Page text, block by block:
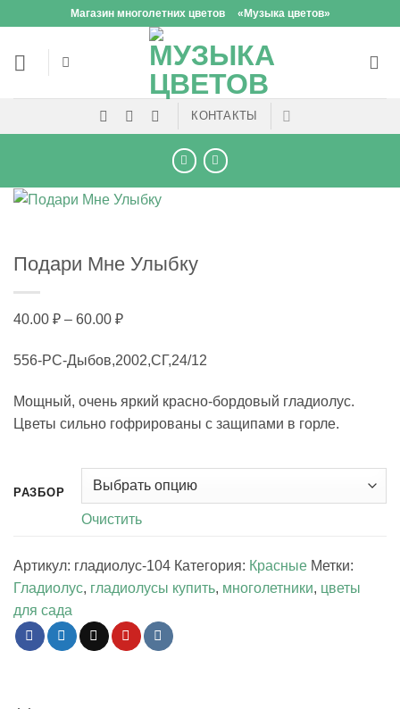
content
Магазин многолетних цветов «Музыка цветов»
КОНТАКТЫ
Подари Мне Улыбку
40.00 ₽ – 60.00 ₽Диапазон
40.00 ₽
60.00 ₽
556-РС-Дыбов,2002,СГ,24/12
Мощный, очень яркий красно-бордовый гладиолус.
Цветы сильно гофрированы с защипами в горле.
РАЗБОР
Очистить
Артикул: гладиолус-104 Категория: Красные Метки:
Гладиолус, гладиолусы купить, многолетники, цветы
для сада